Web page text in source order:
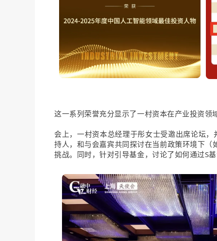
这一系列荣誉充分显示了一村资本在产业投资
会上，一村资本总经理于彤女士受邀出席论坛
持人，和与会嘉宾共同探讨在当前政策环境下
挑战。同时，针对引导基金，讨论了如何通过S